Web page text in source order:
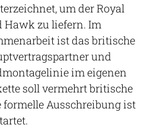
um der Royal
Hawk zu liefern. Im
ist das britische
und
im eigenen
soll vermehrt britische
Ausschreibung ist